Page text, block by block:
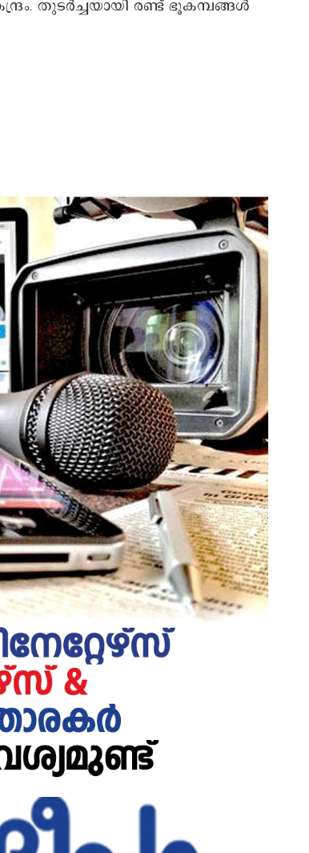
തുടർച്ചയായി രണ്ട് ഭൂകമ്പങ്ങൾ